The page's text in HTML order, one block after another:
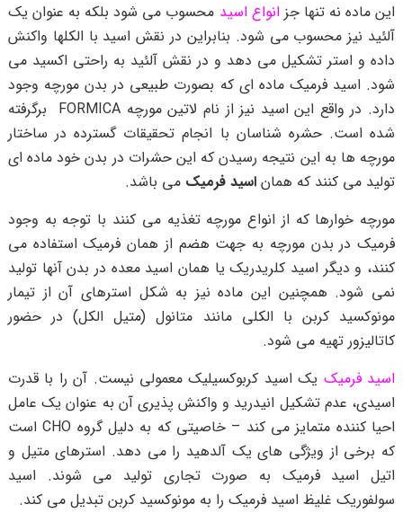
این ماده نه تنها جزانواع اسید محسوب می شود بلکه به عنوان یک
آلئید نیز محسوب می شود. بنابراین در نقش اسید با الکلها واکنش
داده و استر تشکیل می دهد و در نقش آلئید به راحتی اکسید می
شود. اسید فرمیک ماده ای که بصورت طبیعی در بدن مورچه وجود
دارد. در واقع این اسید نیز از نام لاتین مورچه FORMICA برگرفته
شده است. حشره شناسان با انجام تحقیقات گسترده در ساختار
مورچه ها به این نتیجه رسیدن که این حشرات در بدن خود ماده ای
تولید می کنند که همان اسید فرمیک می باشد.
مورچه خوارها که از انواع مورچه تغذیه می کنند با توجه به وجود
فرمیک در بدن مورچه به جهت هضم از همان فرمیک استفاده می
کنند، و دیگر اسید کلریدریک یا همان اسید معده در بدن آنها تولید
نمی شود. همچنین این ماده نیز به شکل استرهای آن از تیمار
مونوکسید کربن با الکلی مانند متانول (متیل الکل) در حضور
کاتالیزور تهیه می شود.
اسید فرمیک یک اسید کربوکسیلیک معمولی نیست. آن را با قدرت
اسیدی، عدم تشکیل انیدرید و واکنش پذیری آن به عنوان یک عامل
احیا کننده متمایز می کند – خاصیتی که به دلیل گروه CHO است
که برخی از ویژگی های یک آلدهید را می دهد. استرهای متیل و
اتیل اسید فرمیک به صورت تجاری تولید می شوند. اسید
سولفوریک غلیظ اسید فرمیک را به مونوکسید کربن تبدیل می کند.